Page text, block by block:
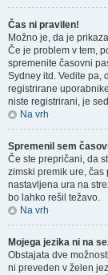
Čas ni pravilen!
Možno je, da je
Če je problem v tem,
spremenite časovni
Sydney itd. Vedite pa,
registrirane
niste registrirani, je
Na vrh
Spremenil sem
Če ste prepričani, da
zimski premik ure,
nastavljena ura na
bo lahko rešil težavo.
Na vrh
Mojega jezika ni na
Obstajata dve
ni preveden v želen